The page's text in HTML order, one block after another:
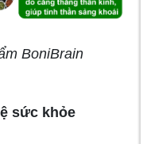
BoniBrain
sức khỏe